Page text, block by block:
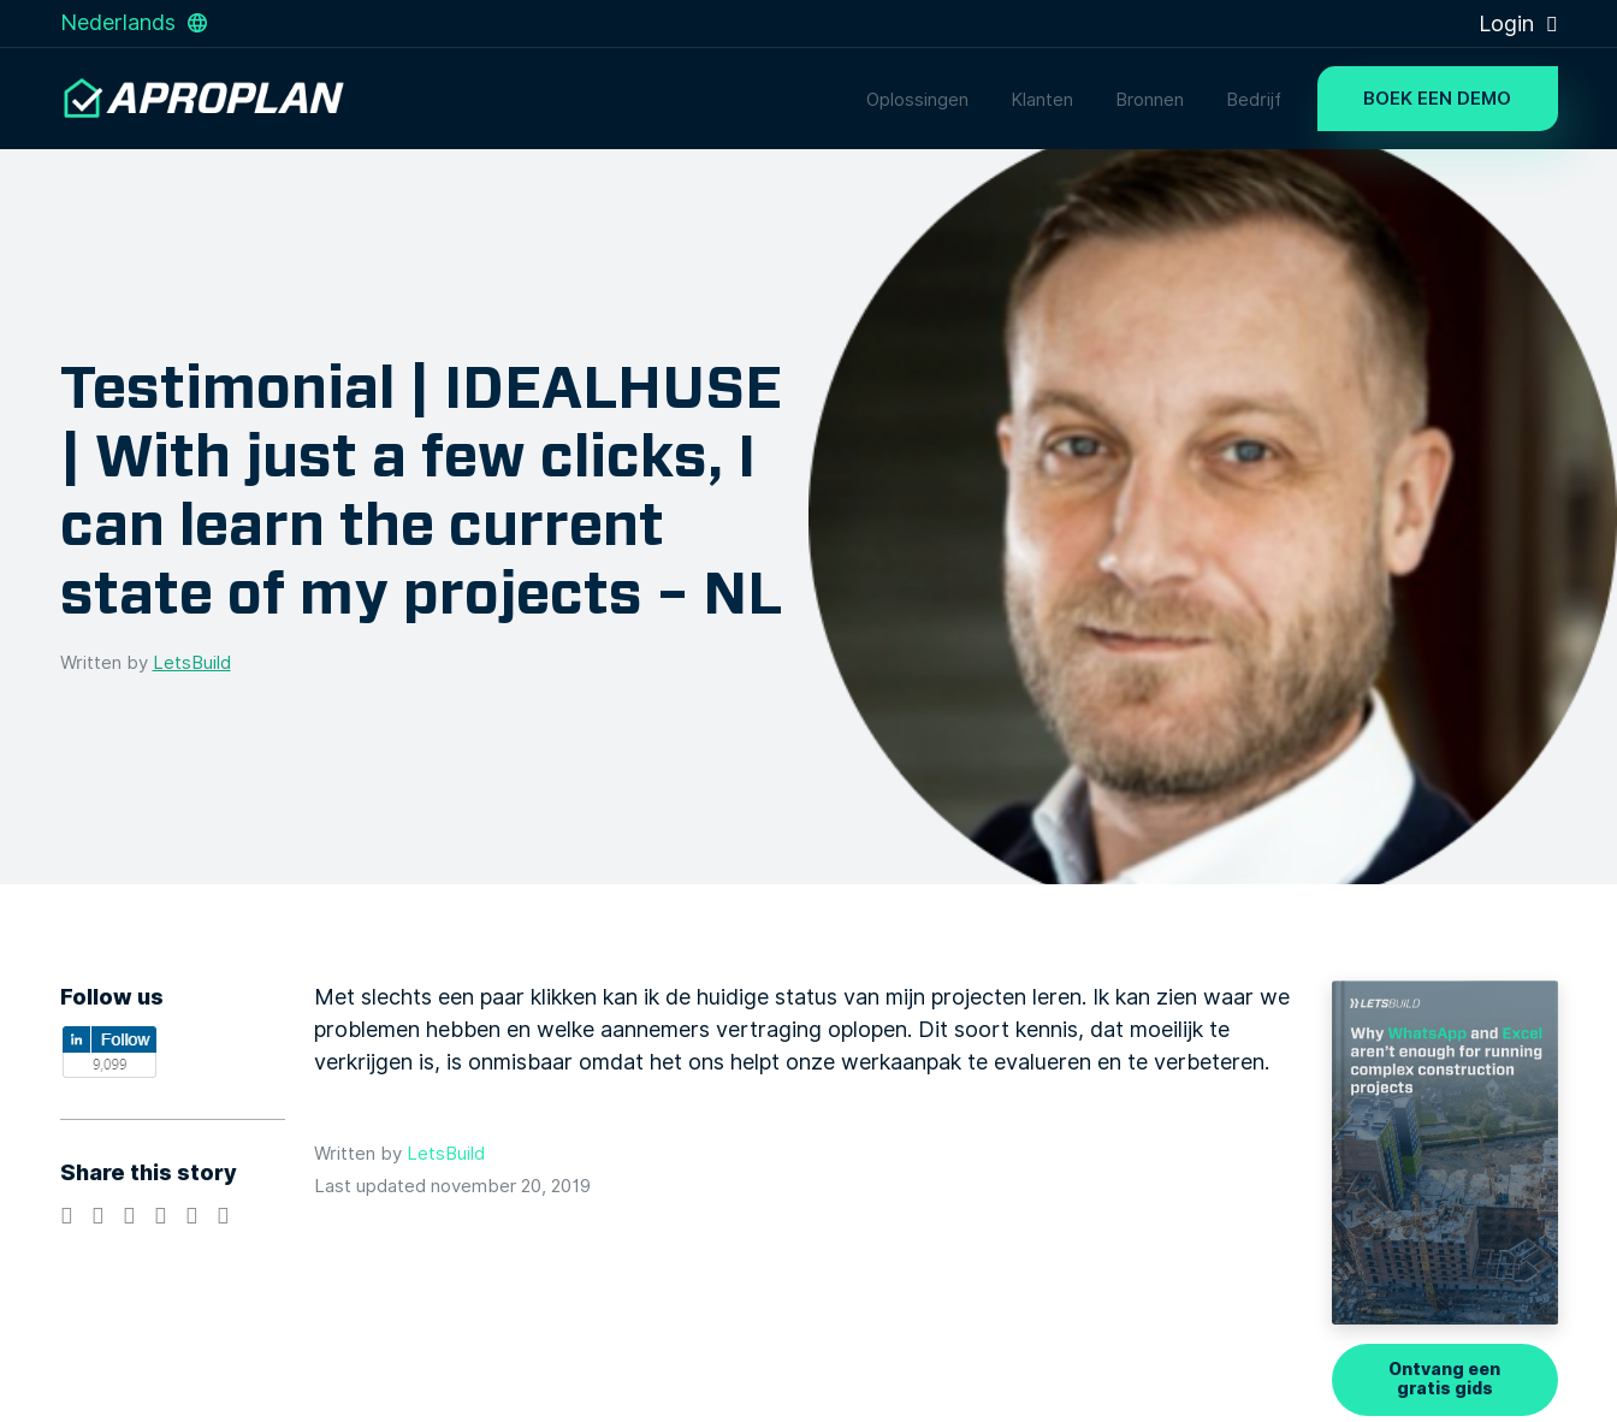
Nederlands Login
Oplossingen Klanten Bronnen Bedrijf BOEK EEN DEMO
Testimonial | IDEALHUSE
| With just a few clicks, I
can learn the current
state of my projects – NL
Written by LetsBuild
Follow us
Share this story
Met slechts een paar klikken kan ik de huidige status van mijn projecten leren. Ik kan zien waar we
problemen hebben en welke aannemers vertraging oplopen. Dit soort kennis, dat moeilijk te
verkrijgen is, is onmisbaar omdat het ons helpt onze werkaanpak te evalueren en te verbeteren.
Written by LetsBuild
Last updated november 20, 2019
Ontvang een
gratis gids